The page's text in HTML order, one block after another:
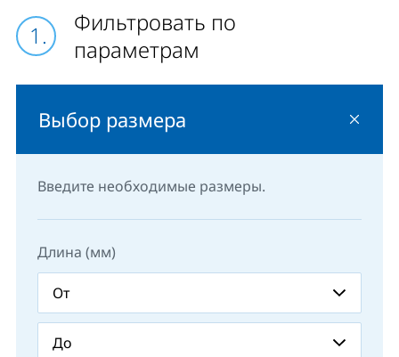
Фильтровать по
параметрам
Выбор размера
Введите необходимые размеры.
Длина (мм)